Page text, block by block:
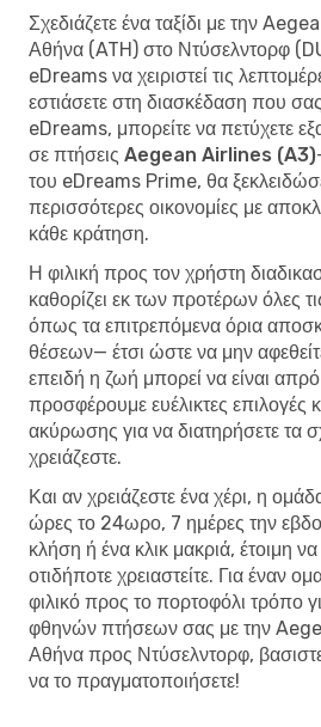
Σχεδιάζετε ένα ταξίδι με την
Αθήνα (ATH) στο Ντύσελντορφ
eDreams να χειριστεί τις
εστιάσετε στη διασκέδαση που
eDreams, μπορείτε να πετύχετε
σε πτήσεις Aegean Airlines (A3)
του eDreams Prime, θα
περισσότερες οικονομίες με
κάθε κράτηση.
Η φιλική προς τον χρήστη
καθορίζει εκ των προτέρων όλες
όπως τα επιτρεπόμενα όρια
θέσεων— έτσι ώστε να μην
επειδή η ζωή μπορεί να είναι
προσφέρουμε ευέλικτες επιλογές
ακύρωσης για να διατηρήσετε τα
χρειάζεστε.
Και αν χρειάζεστε ένα χέρι, η
ώρες το 24ωρο, 7 ημέρες την
κλήση ή ένα κλικ μακριά, έτοιμη
οτιδήποτε χρειαστείτε. Για έναν
φιλικό προς το πορτοφόλι τρόπο
φθηνών πτήσεων σας με την
Αθήνα προς Ντύσελντορφ,
να το πραγματοποιήσετε!